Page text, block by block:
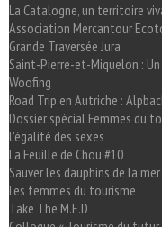
La Catalogne, un territoire
Association Mercantour
Grande Traversée Jura
Saint-Pierre-et-Miquelon :
Woofing
Road Trip en Autriche :
Dossier spécial Femmes du
l'égalité des sexes
La Feuille de Chou #10
Sauver les dauphins de la
Les femmes du tourisme
Take The M.E.D